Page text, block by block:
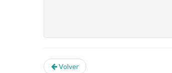
Volver